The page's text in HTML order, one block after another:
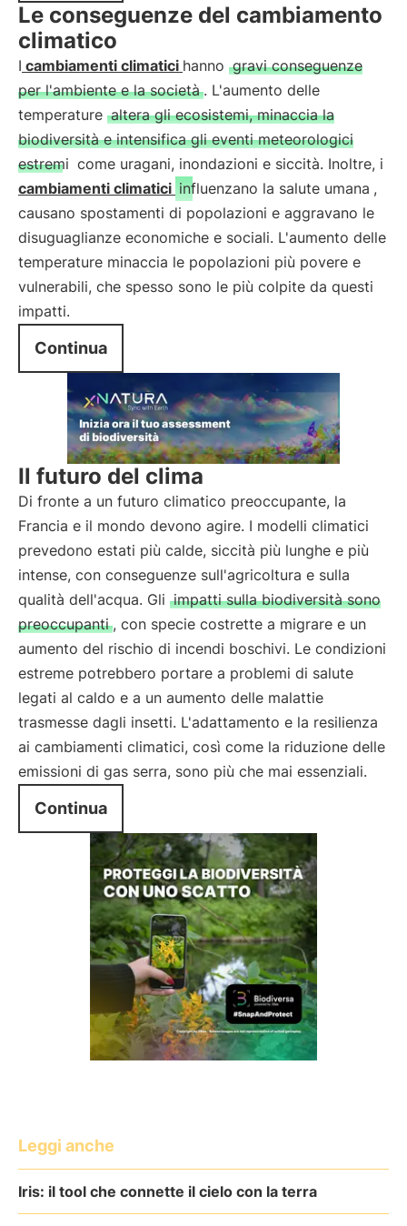
Le conseguenze del cambiamento
climatico
I cambiamenti climatici hanno gravi conseguenze
per l'ambiente e la società . L'aumento delle
temperature altera gli ecosistemi, minaccia la
biodiversità e intensifica gli eventi meteorologici
estremi come uragani, inondazioni e siccità. Inoltre, i
cambiamenti climatici influenzano la salute umana ,
causano spostamenti di popolazioni e aggravano le
disuguaglianze economiche e sociali. L'aumento delle
temperature minaccia le popolazioni più povere e
vulnerabili, che spesso sono le più colpite da questi
impatti.
Continua
Il futuro del clima
Di fronte a un futuro climatico preoccupante, la
Francia e il mondo devono agire. I modelli climatici
prevedono estati più calde, siccità più lunghe e più
intense, con conseguenze sull'agricoltura e sulla
qualità dell'acqua. Gli impatti sulla biodiversità sono
preoccupanti , con specie costrette a migrare e un
aumento del rischio di incendi boschivi. Le condizioni
estreme potrebbero portare a problemi di salute
legati al caldo e a un aumento delle malattie
trasmesse dagli insetti. L'adattamento e la resilienza
ai cambiamenti climatici, così come la riduzione delle
emissioni di gas serra, sono più che mai essenziali.
Continua
Leggi anche
Iris: il tool che connette il cielo con la terra